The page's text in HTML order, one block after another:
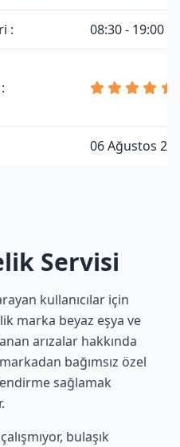
: 08:30 - 19:00
06 Ağustos
Servisi
kullanıcılar için
marka beyaz eşya ve
arızalar hakkında
bağımsız özel
sağlamak
bulaşık